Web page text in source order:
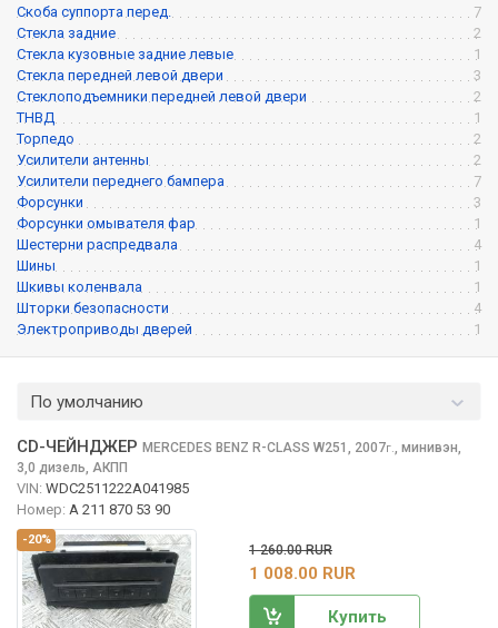
Скоба суппорта перед.
7
Стекла задние
2
Стекла кузовные задние левые
1
Стекла передней левой двери
3
Стеклоподъемники передней левой двери
2
ТНВД
1
Торпедо
2
Усилители антенны
2
Усилители переднего бампера
7
Форсунки
3
Форсунки омывателя фар
1
Шестерни распредвала
4
Шины
1
Шкивы коленвала
1
Шторки безопасности
4
Электроприводы дверей
1
По умолчанию
-20%
CD-ЧЕЙНДЖЕР MERCEDES BENZ R-CLASS W251, 2007г., минивэн,
3,0 дизель, АКПП
VIN: WDC2511222A041985
Номер: A 211 870 53 90
1 260.00 RUR
1 008.00 RUR
Купить